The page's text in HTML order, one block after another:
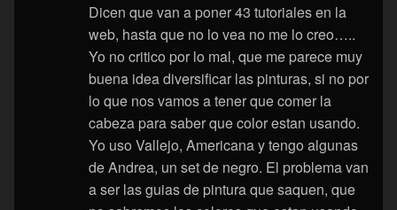
Dicen que van a poner 43 tutoriales en la
web, hasta que no lo vea no me lo creo…..
Yo no critico por lo mal, que me parece muy
buena idea diversificar las pinturas, si no por
lo que nos vamos a tener que comer la
cabeza para saber que color estan usando.
Yo uso Vallejo, Americana y tengo algunas
de Andrea, un set de negro. El problema van
a ser las guias de pintura que saquen, que